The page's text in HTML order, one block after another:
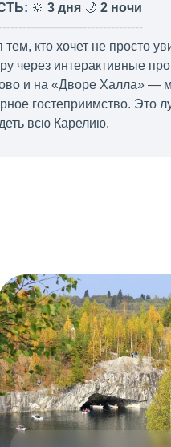
: 🔆 3 дня 🌙 2 ночи
кто хочет не просто
через интерактивные
и на «Дворе Халла» —
гостеприимство. Это
всю Карелию.